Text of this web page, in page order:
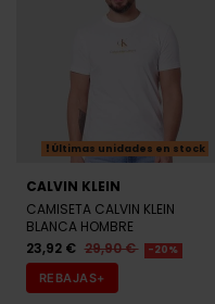
Últimas unidades en stock
CALVIN KLEIN
CAMISETA CALVIN KLEIN
BLANCA HOMBRE
23,92 € 29,90 € -20%
REBAJAS+